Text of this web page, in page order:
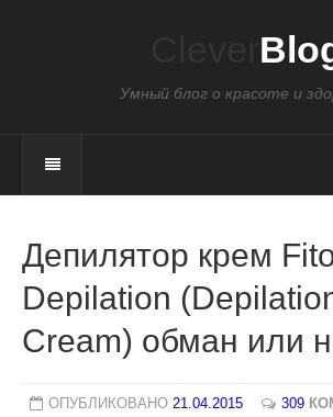
Умный блог о красоте и
Депилятор крем
Depilation
Cream) обман или
ОПУБЛИКОВАНО 21.04.2015 309